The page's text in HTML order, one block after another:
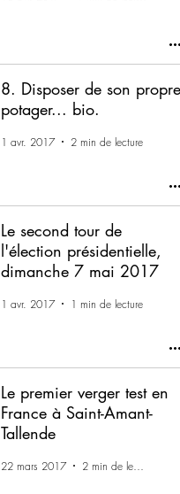
8. Disposer de son propre
potager... bio.
1 avr. 2017 2 min de lecture
Le second tour de
l'élection présidentielle,
dimanche 7 mai 2017
1 avr. 2017 1 min de lecture
Le premier verger test en
France à Saint-Amant-
Tallende
22 mars 2017 2 min de lecture